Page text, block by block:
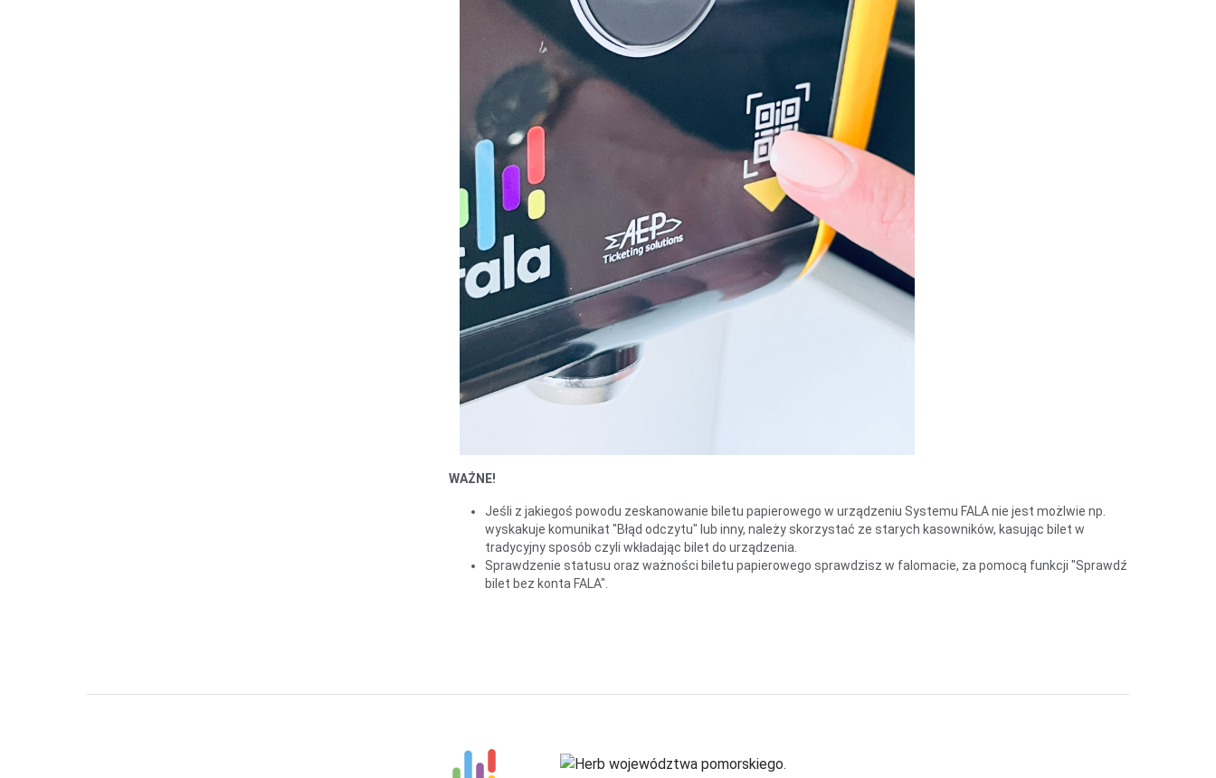
WAŻNE!
Jeśli z jakiegoś powodu zeskanowanie biletu papierowego w urządzeniu Systemu FALA nie jest możlwie np.
wyskakuje komunikat "Błąd odczytu" lub inny, należy skorzystać ze starych kasowników, kasując bilet w
tradycyjny sposób czyli wkładając bilet do urządzenia.
Sprawdzenie statusu oraz ważności biletu papierowego sprawdzisz w falomacie, za pomocą funkcji "Sprawdź
bilet bez konta FALA".